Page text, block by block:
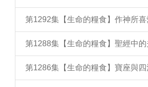
第1292集【生命的糧食】作神所喜
第1288集【生命的糧食】聖經中
第1286集【生命的糧食】寶座與四